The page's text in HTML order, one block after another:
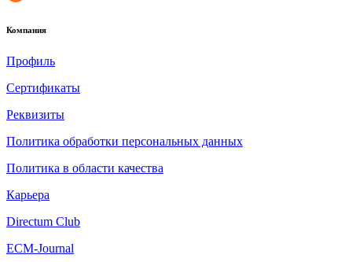
Компания
Профиль
Сертификаты
Реквизиты
Политика обработки персональных данных
Политика в области качества
Карьера
Directum Club
ECM-Journal